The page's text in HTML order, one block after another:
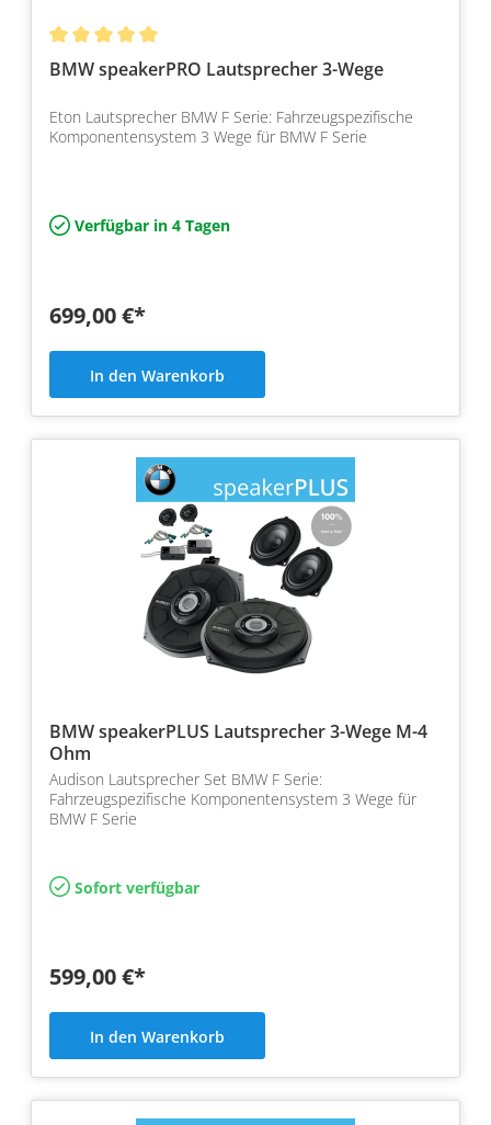
BMW speakerPRO Lautsprecher 3-Wege
Eton Lautsprecher BMW F Serie: Fahrzeugspezifische
Komponentensystem 3 Wege für BMW F Serie
Verfügbar in 4 Tagen
699,00 €*
In den Warenkorb
BMW speakerPLUS Lautsprecher 3-Wege M-4
Ohm
Audison Lautsprecher Set BMW F Serie:
Fahrzeugspezifische Komponentensystem 3 Wege für
BMW F Serie
Sofort verfügbar
599,00 €*
In den Warenkorb